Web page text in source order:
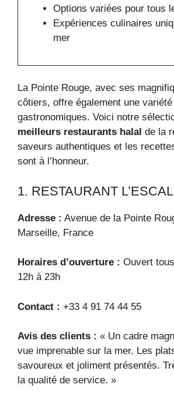
Options variées pour tous
Expériences culinaires
mer
La Pointe Rouge, avec ses
côtiers, offre également une
gastronomiques. Voici notre
meilleurs restaurants halal de la
saveurs authentiques et les
sont à l’honneur.
1. RESTAURANT
Adresse : Avenue de la Pointe
Marseille, France
Horaires d’ouverture : Ouvert
12h à 23h
Contact : +33 4 91 74 44 55
Avis des clients : « Un cadre
vue imprenable sur la mer. Les
savoureux et joliment présentés.
la qualité de service. »